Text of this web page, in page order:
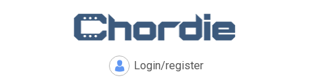
Login/register